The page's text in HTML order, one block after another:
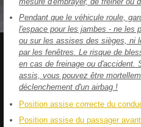
Pendant que le véhicule roule,
l'espace pour les jambes - ne les
ou sur les assises des sièges, ni
par les fenêtres. Le risque de
en cas de freinage ou d'accident.
assis, vous pouvez être
déclenchement d'un airbag !
Position assise correcte du
Position assise du passager avant